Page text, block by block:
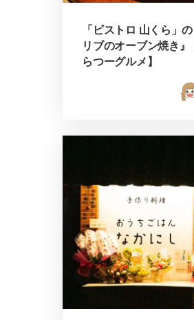
「ビストロ 山くら」
リブのオーブン焼き
らつーグルメ】